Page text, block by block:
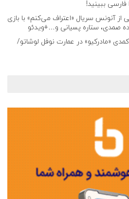
فارسی ببینید!
از آنونس سریال «اعتراف می‌کنم» با بازی
صمدی، ستاره پسیانی و…+ویدئو
«مادرکیو» در عمارت نوفل لوشاتو/